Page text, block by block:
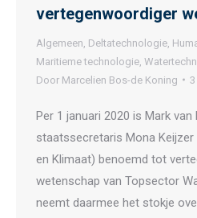
vertegenwoordiger
Algemeen Deltatechnologie
Maritieme technologie
Door Marcelien Bos-de Koning
Per 1 januari 2020 is Mark
staatssecretaris Mona
en Klimaat) benoemd tot
wetenschap van Topsector
neemt daarmee het stokje